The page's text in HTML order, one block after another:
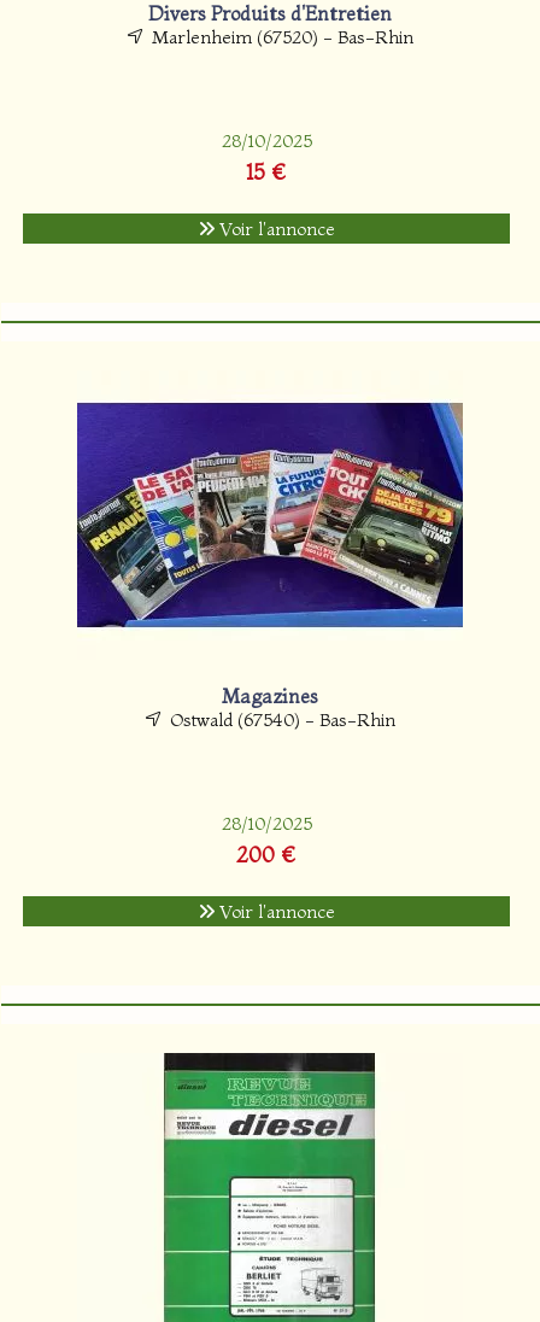
Divers Produits d'Entretien
Marlenheim (67520) - Bas-Rhin
28/10/2025
15 €
Voir l'annonce
Magazines
Ostwald (67540) - Bas-Rhin
28/10/2025
200 €
Voir l'annonce